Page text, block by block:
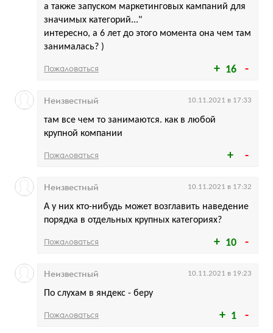
16
а также запуском маркетинговых кампаний для
значимых категорий..."
интересно, а 6 лет до этого момента она чем там
занималась? )
Пожаловаться
там все чем то занимаются. как в любой
крупной компании
Неизвестный 10.11.2021 в 17:33
Пожаловаться
10
А у них кто-нибудь может возглавить наведение
порядка в отдельных крупных категориях?
Неизвестный 10.11.2021 в 17:32
Пожаловаться
1
По слухам в яндекс - беру
Неизвестный 10.11.2021 в 19:23
Пожаловаться